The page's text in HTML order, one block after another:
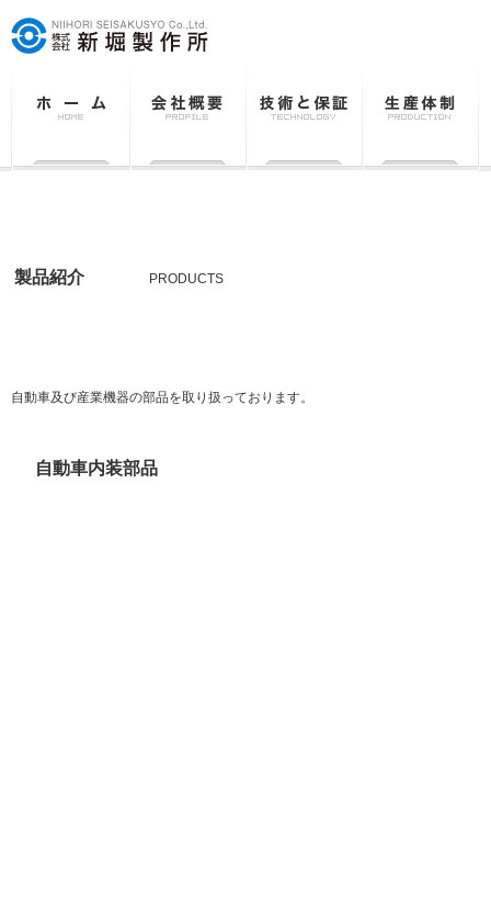
製品紹介 PRODUCTS
自動車及び産業機器の部品を取り扱っております。
自動車内装部品